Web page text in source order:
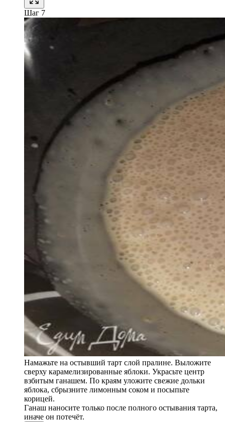
Шаг 7
Намажьте на остывший тарт слой пралине. Выложите
сверху карамелизированные яблоки. Украсьте центр
взбитым ганашем. По краям уложите свежие дольки
яблока, сбрызните лимонным соком и посыпьте
корицей.
Ганаш наносите только после полного остывания тарта,
иначе он потечёт.